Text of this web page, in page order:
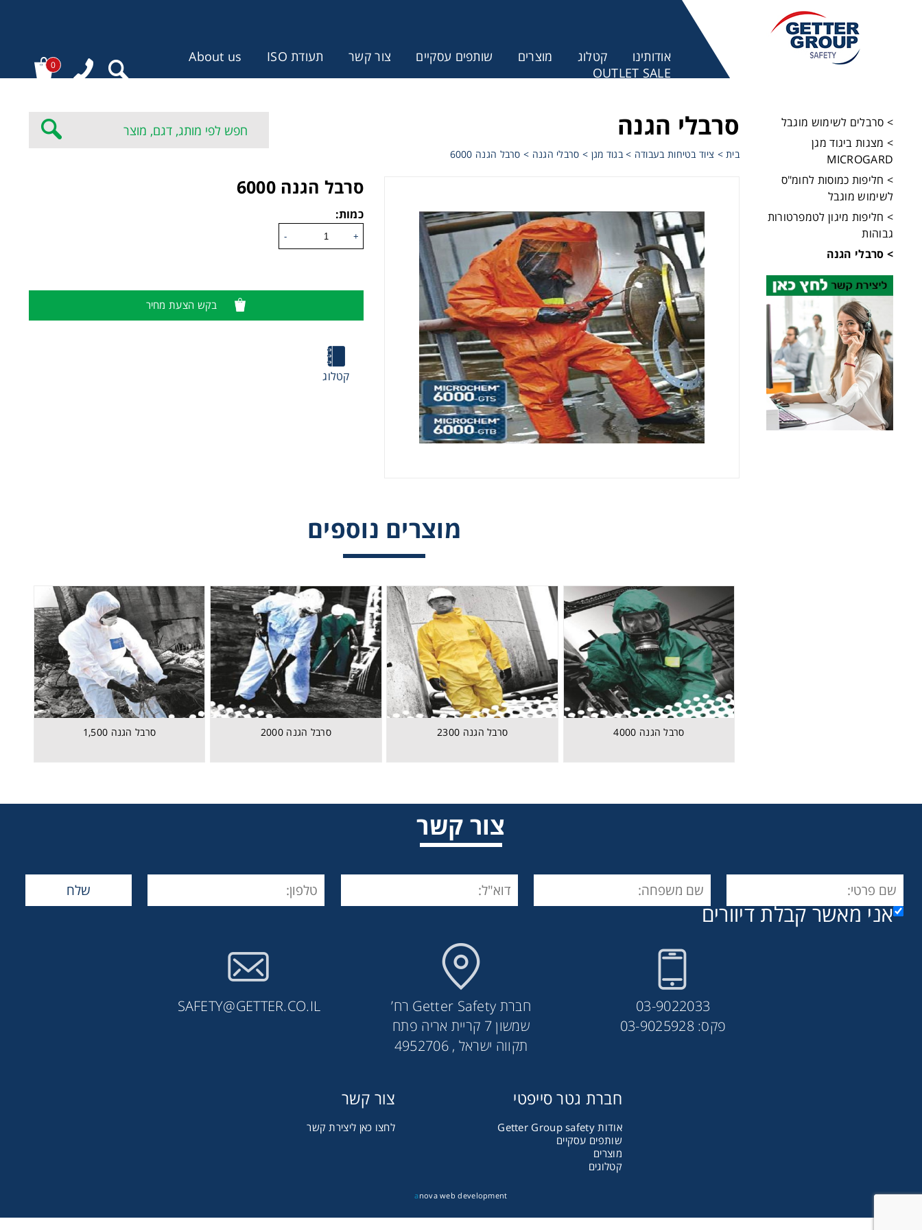
אודותינו קטלוג מוצרים שותפים עסקיים צור קשר תעודת ISO
About us
OUTLET SALE
0
> סרבלים לשימוש מוגבל
> מצגות ביגוד מגן
MICROGARD
> חליפות כמוסות לחומ"ס
לשימוש מוגבל
> חליפות מיגון לטמפרטורות
גבוהות
> סרבלי הגנה
סרבלי הגנה
בית> ציוד בטיחות בעבודה >בגוד מגן > סרבלי הגנה > סרבל הגנה 6000
סרבל הגנה 6000
כמות:
+
-
בקש הצעת מחיר
קטלוג
מוצרים נוספים
סרבל הגנה 4000 סרבל הגנה 2300 סרבל הגנה 2000 סרבל הגנה 1,500
צור קשר
אני מאשר קבלת דיוורים
03-9022033
פקס: 03-9025928
חברת Getter Safety רח’
שמשון 7 קריית אריה פתח
תקווה ישראל , 4952706
SAFETY@GETTER.CO.IL
חברת גטר סייפטי
אודות Getter Group safety
שותפים עסקיים
מוצרים
קטלוגים
צור קשר
לחצו כאן ליצירת קשר
a nova web development
סרבל הגנה 4000